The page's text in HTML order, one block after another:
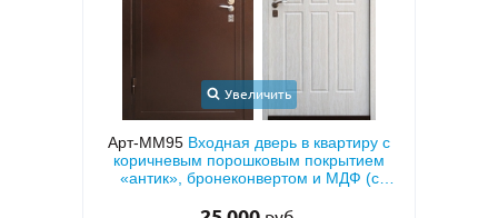
Увеличить
Арт-ММ95 Входная дверь в квартиру с
коричневым порошковым покрытием
«антик», бронеконвертом и МДФ (с